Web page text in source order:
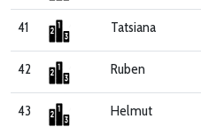
41 Tatsiana
42 Ruben
43 Helmut